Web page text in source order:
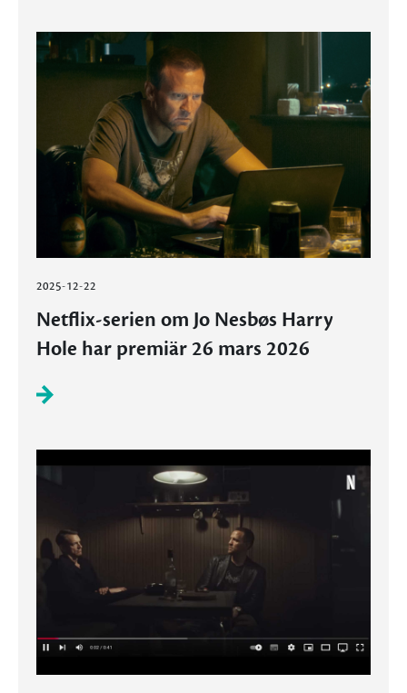
2025-12-22
Netflix-serien om Jo Nesbøs Harry
Hole har premiär 26 mars 2026